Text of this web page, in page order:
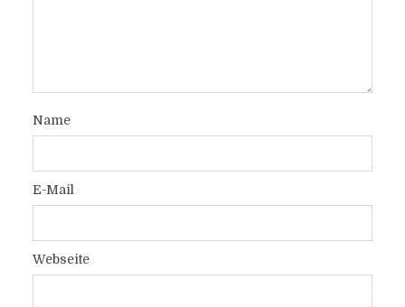
Name
E-Mail
Webseite